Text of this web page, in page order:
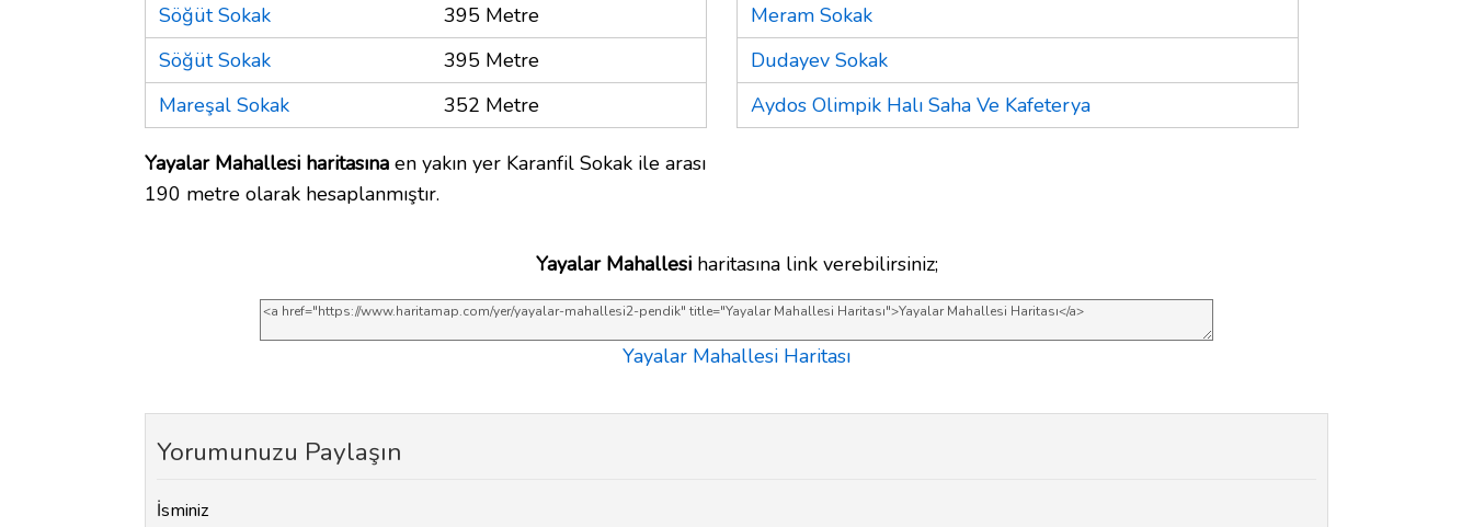
Söğüt Sokak
395 Metre
Söğüt Sokak
395 Metre
Mareşal Sokak
352 Metre
Yayalar Mahallesi haritasına en yakın yer Karanfil Sokak ile arası
190 metre olarak hesaplanmıştır.
Meram Sokak
Dudayev Sokak
Aydos Olimpik Halı Saha Ve Kafeterya
Yayalar Mahallesiharitasına link verebilirsiniz;
Yayalar Mahallesi Haritası
Yorumunuzu Paylaşın
İsminiz